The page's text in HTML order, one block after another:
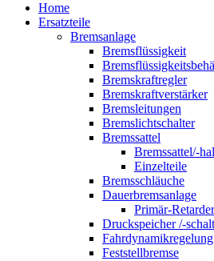
Home
Ersatzteile
Bremsanlage
Bremsflüssigkeit
Bremskraftregler
Bremskraftverstärker
Bremsleitungen
Bremslichtschalter
Bremssattel
Bremssattel/-
Einzelteile
Bremsschläuche
Dauerbremsanlage
Primär-Retarder
Druckspeicher /-
Fahrdynamikregelung
Feststellbremse